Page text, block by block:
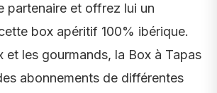
partenaire et offrez lui un
box apéritif 100% ibérique.
et les gourmands, la Box à Tapas
abonnements de différentes